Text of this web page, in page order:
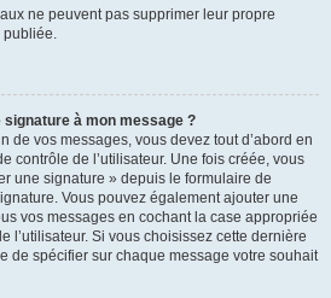
ne peuvent pas supprimer leur propre
publiée.
à mon message ?
de vos messages, vous devez tout d’abord en
contrôle de l’utilisateur. Une fois créée, vous
une signature » depuis le formulaire de
Vous pouvez également ajouter une
vos messages en cochant la case appropriée
l’utilisateur. Si vous choisissez cette dernière
de spécifier sur chaque message votre souhait